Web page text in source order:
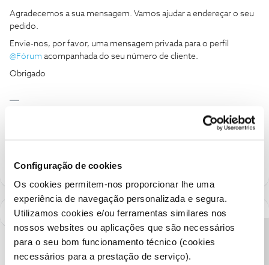
Configuração de cookies
Os cookies permitem-nos proporcionar lhe uma
experiência de navegação personalizada e segura.
Utilizamos cookies e/ou ferramentas similares nos
nossos websites ou aplicações que são necessários
para o seu bom funcionamento técnico (cookies
necessários para a prestação de serviço).
Agradecemos a sua mensagem. Vamos ajudar a endereçar o seu
pedido.
Envie-nos, por favor, uma mensagem privada para o perfil
@Fórum acompanhada do seu número de cliente.
Obrigado
como "Melhor Resposta" e faça "Like" nos melhores comentários.